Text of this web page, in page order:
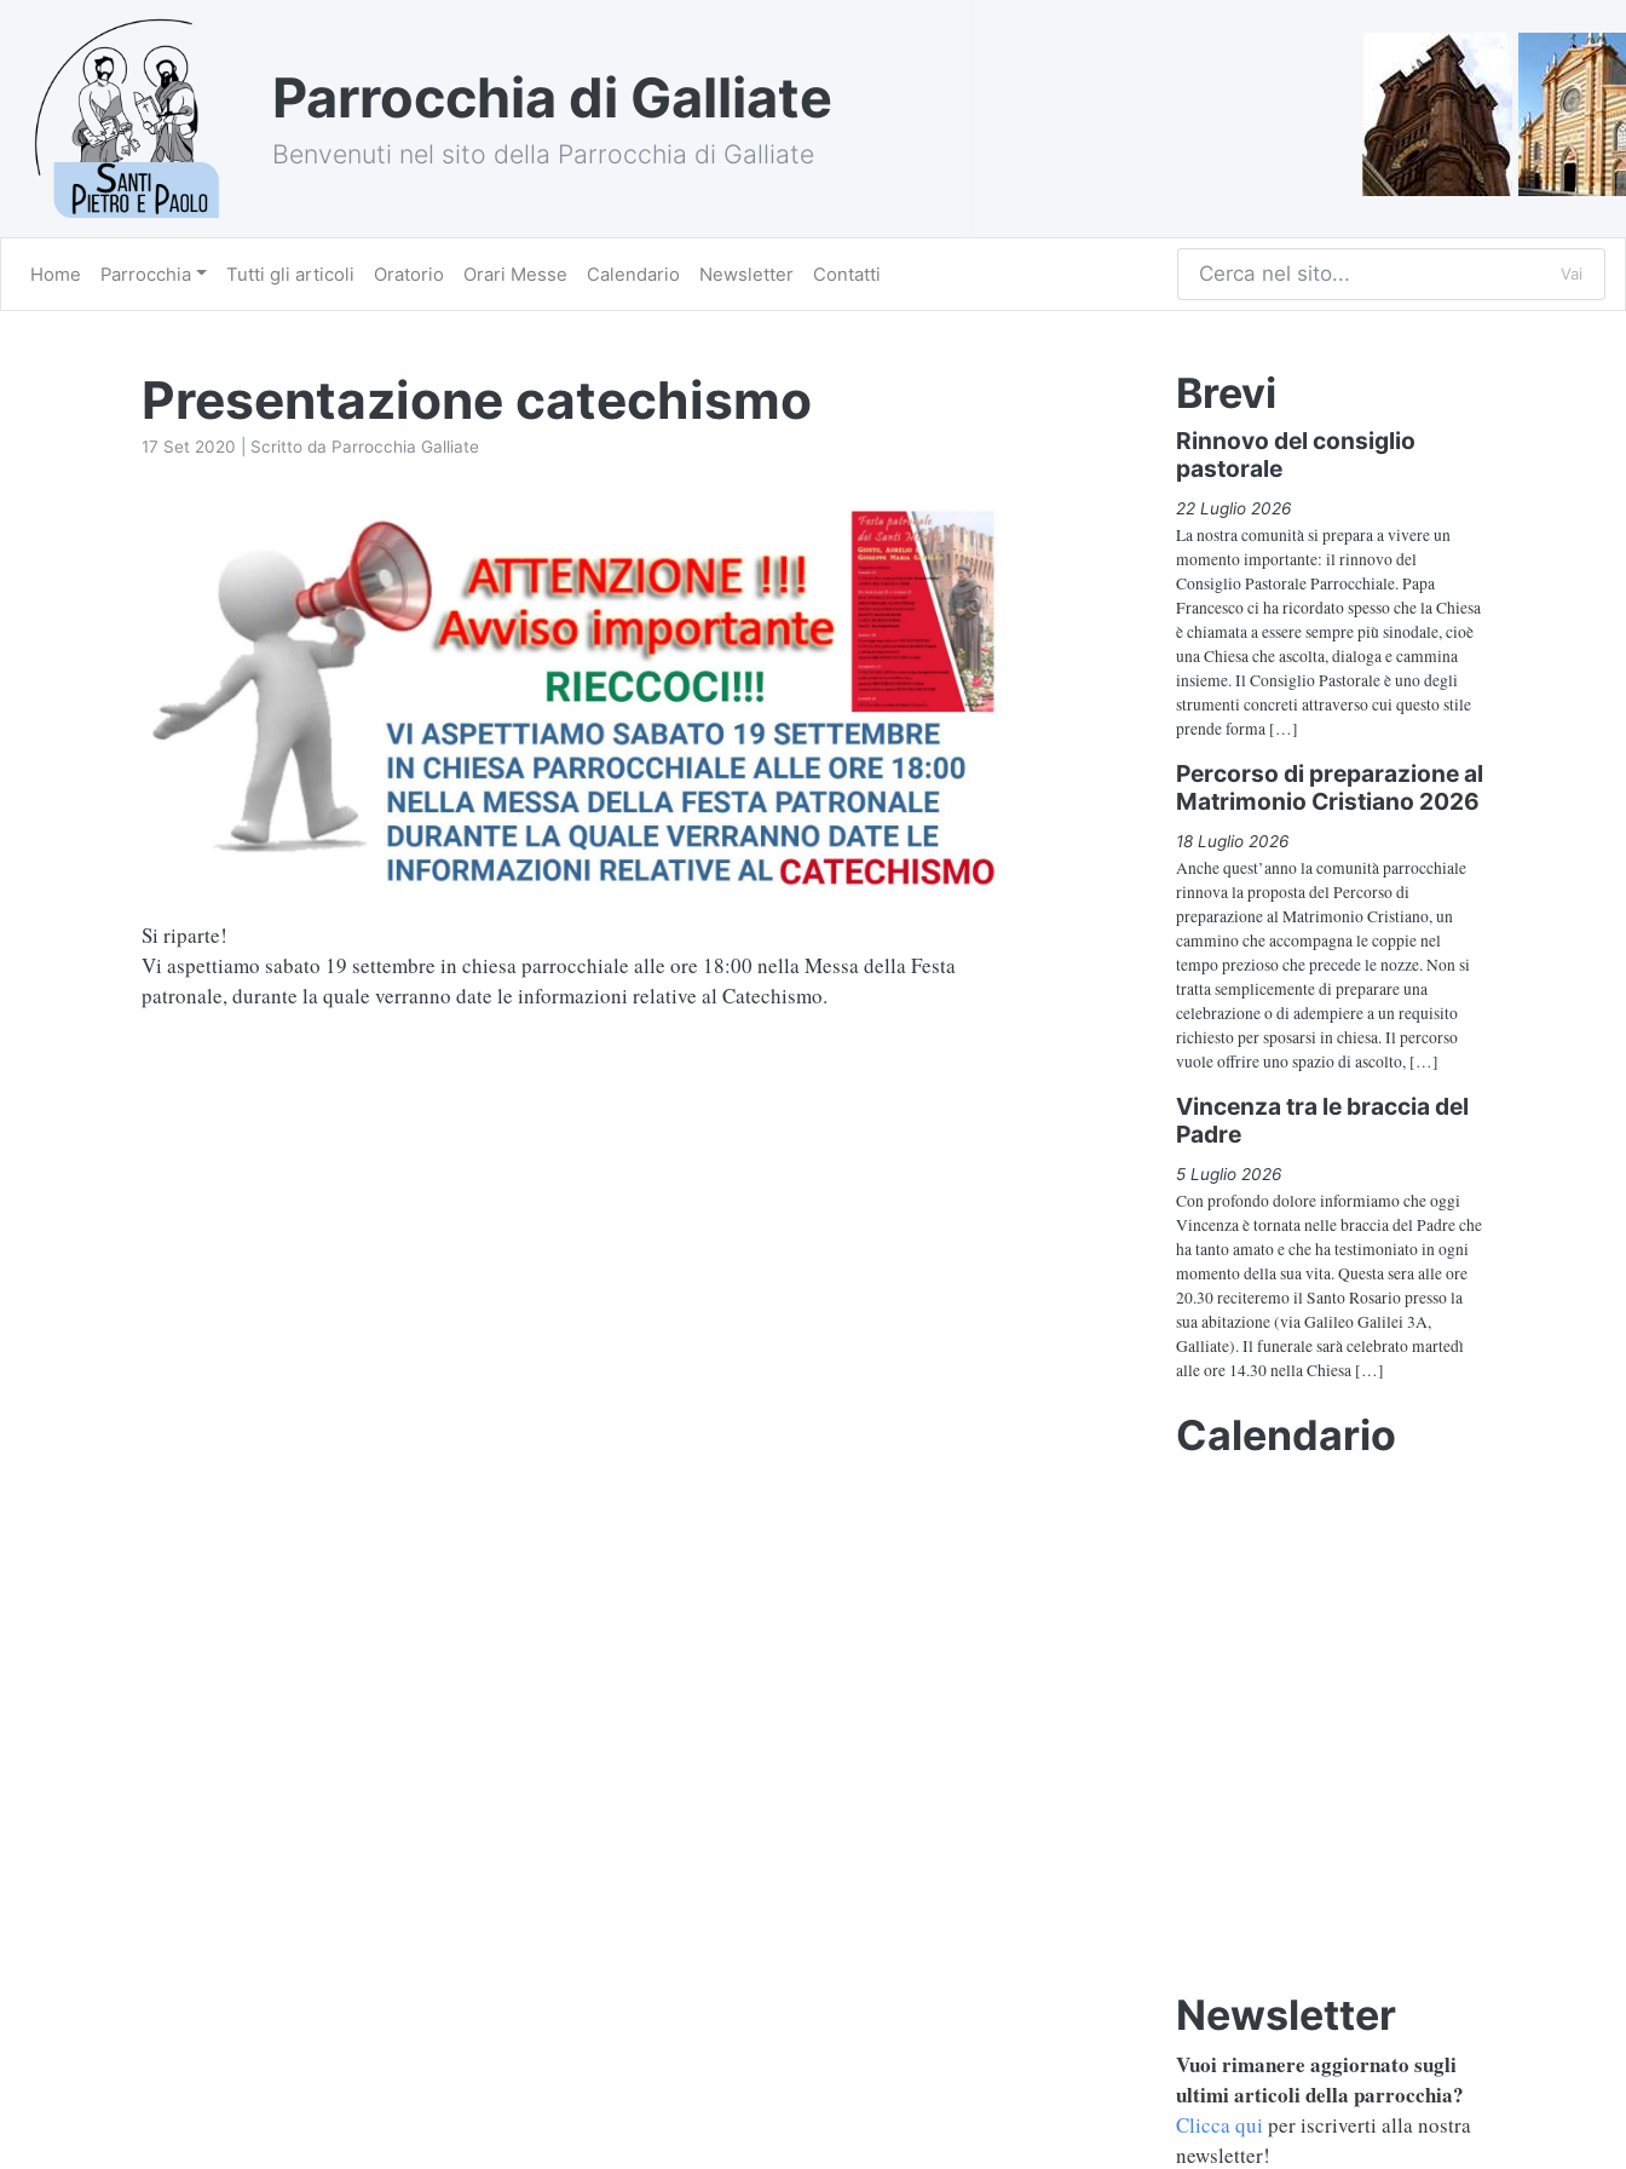
Parrocchia di Galliate
Benvenuti nel sito della Parrocchia di Galliate
Home Parrocchia Tutti gli articoli Oratorio Orari Messe Calendario Newsletter Contatti Vai
Presentazione catechismo
17 Set 2020 | Scritto da Parrocchia Galliate
Si riparte!
Vi aspettiamo sabato 19 settembre in chiesa parrocchiale alle ore 18:00 nella Messa della Festa
patronale, durante la quale verranno date le informazioni relative al Catechismo.
Brevi
Rinnovo del consiglio
pastorale
22 Luglio 2026
La nostra comunità si prepara a vivere un
momento importante: il rinnovo del
Consiglio Pastorale Parrocchiale. Papa
Francesco ci ha ricordato spesso che la Chiesa
è chiamata a essere sempre più sinodale, cioè
una Chiesa che ascolta, dialoga e cammina
insieme. Il Consiglio Pastorale è uno degli
strumenti concreti attraverso cui questo stile
prende forma […]
Percorso di preparazione al
Matrimonio Cristiano 2026
18 Luglio 2026
Anche quest’anno la comunità parrocchiale
rinnova la proposta del Percorso di
preparazione al Matrimonio Cristiano, un
cammino che accompagna le coppie nel
tempo prezioso che precede le nozze. Non si
tratta semplicemente di preparare una
celebrazione o di adempiere a un requisito
richiesto per sposarsi in chiesa. Il percorso
vuole offrire uno spazio di ascolto, […]
Vincenza tra le braccia del
Padre
5 Luglio 2026
Con profondo dolore informiamo che oggi
Vincenza è tornata nelle braccia del Padre che
ha tanto amato e che ha testimoniato in ogni
momento della sua vita. Questa sera alle ore
20.30 reciteremo il Santo Rosario presso la
sua abitazione (via Galileo Galilei 3A,
Galliate). Il funerale sarà celebrato martedì
alle ore 14.30 nella Chiesa […]
Calendario
Newsletter
Vuoi rimanere aggiornato sugli
ultimi articoli della parrocchia?
Clicca qui per iscriverti alla nostra
newsletter!